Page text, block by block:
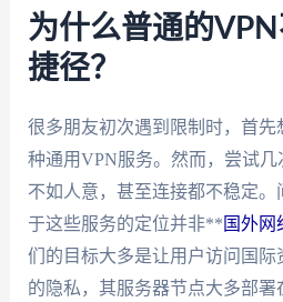
为什么普通的
捷径？
很多朋友初次遇到限制时，首
种通用VPN服务。然而，尝试
不如人意，甚至连接都不稳定
于这些服务的定位并非** 国外网
们的目标大多是让用户访问国际
的隐私，其服务器节点大多部